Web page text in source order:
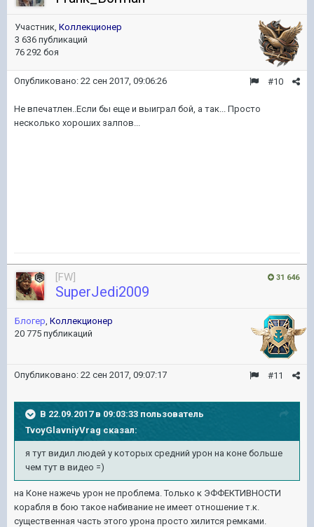
Участник, Коллекционер
3 636 публикаций
76 292 боя
#10
Опубликовано: 22 сен 2017, 09:06:26
Не впечатлен..Если бы еще и выиграл бой, а так... Просто
несколько хороших залпов...
31 646
[FW]
SuperJedi2009
Блогер, Коллекционер
20 775 публикаций
#11
Опубликовано: 22 сен 2017, 09:07:17
В 22.09.2017 в 09:03:33 пользователь
TvoyGlavniyVrag сказал:
я тут видил людей у которых средний урон на коне больше
чем тут в видео =)
на Коне нажечь урон не проблема. Только к ЭФФЕКТИВНОСТИ
корабля в бою такое набивание не имеет отношение т.к.
существенная часть этого урона просто хилится ремками.